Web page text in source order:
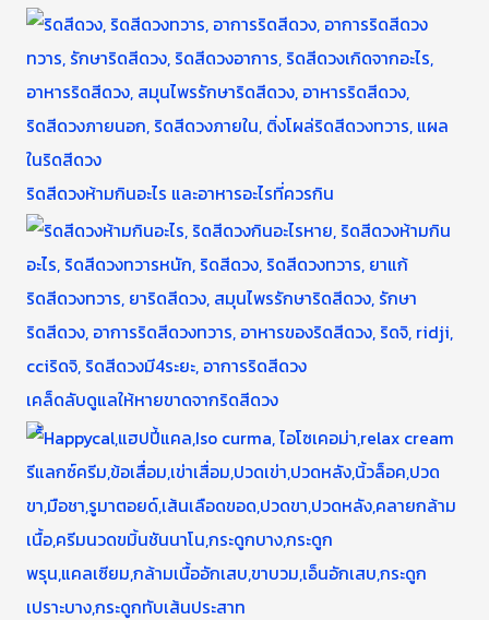
ริดสีดวงห้ามกินอะไร และอาหารอะไรที่ควรกิน
เคล็ดลับดูแลให้หายขาดจากริดสีดวง